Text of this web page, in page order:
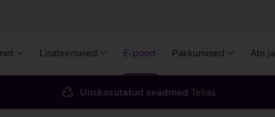
Lisateenused E-pood Pakkumised Abi
Uuskasutatud seadmed Telias